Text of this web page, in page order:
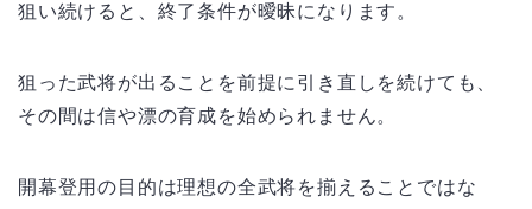
狙い続けると、終了条件が曖昧になります。
狙った武将が出ることを前提に引き直しを続けても、
その間は信や漂の育成を始められません。
開幕登用の目的は理想の全武将を揃えることではな